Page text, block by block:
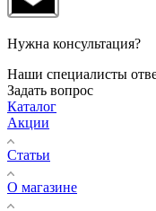
Нужна консультация?
Наши специалисты
Задать вопрос
Каталог
Акции
Статьи
О магазине